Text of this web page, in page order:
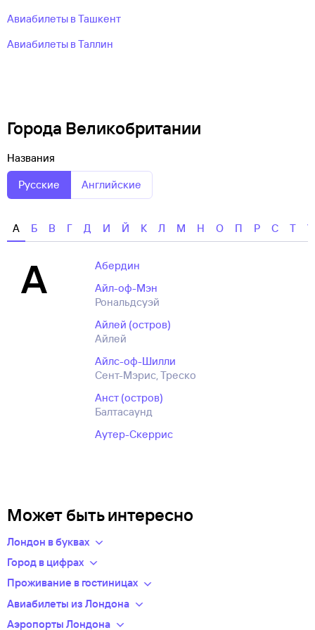
Авиабилеты в Ташкент
Авиабилеты в Таллин
Города Великобритании
Названия
Русские
Английские
А Б В Г Д И Й К Л М Н О П Р С Т У
А
Абердин
Айл-оф-Мэн
Рональдсуэй
Айлей (остров)
Айлей
Айлс-оф-Шилли
Сент-Мэрис, Треско
Анст (остров)
Балтасаунд
Аутер-Скеррис
Может быть интересно
Лондон в буквах
Цены на авиабилеты
17783 руб.
Из Санкт-Петербурга средняя стоимость — 17936 руб.
в одну сторону для одного пассажира.
Город в цифрах
Население: 7556900 человек
Часовой пояс: +01:00 GMT
Проживание в гостиницах
Гостиницы Лондона: 716 гостиниц, готовых стать вашим
Авиабилеты из Лондона
Выбирайте билеты на самолет из Лондона как на прямые
Аэропорты Лондона